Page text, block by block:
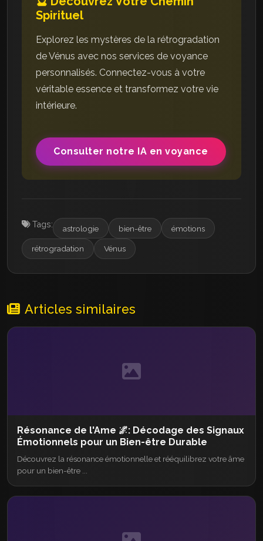
Spirituel
Explorez les mystères de la rétrogradation
de Vénus avec nos services de voyance
personnalisés. Connectez-vous à votre
véritable essence et transformez votre vie
intérieure.
Consulter notre IA en voyance
Tags: astrologie bien-être émotions
rétrogradation Vénus
Articles similaires
Résonance de l'Ame 🌌: Décodage des Signaux
Émotionnels pour un Bien-être Durable
Découvrez la résonance émotionnelle et rééquilibrez votre âme
pour un bien-être ...